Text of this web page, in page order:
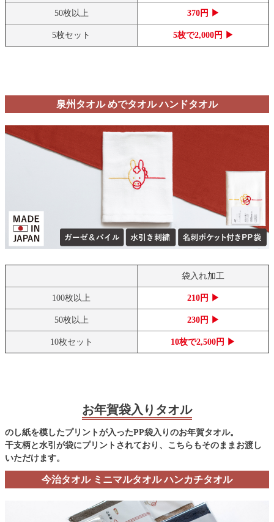
50枚以上 370円 ▶
5枚セット 5枚で2,000円 ▶
泉州タオル めでタオル ハンドタオル
袋入れ加工
100枚以上 210円 ▶
50枚以上 230円 ▶
10枚セット 10枚で2,500円 ▶
お年賀袋入りタオル
のし紙を模したプリントが入ったPP袋入りのお年賀タオル。
干支柄と水引が袋にプリントされており、こちらもそのままお渡し
いただけます。
今治タオル ミニマルタオル ハンカチタオル